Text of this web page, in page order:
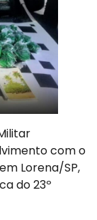
com o
Lorena/SP,
do 23º